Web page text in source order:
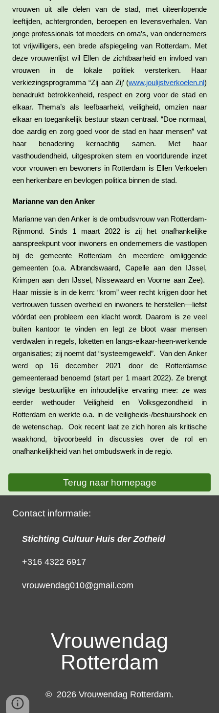
vrouwen uit alle delen van de stad, met uiteenlopende
leeftijden, achtergronden, beroepen en levensverhalen. Van
jonge professionals tot moeders en oma’s, van ondernemers
tot vrijwilligers, een brede afspiegeling van Rotterdam. Met
deze vrouwenlijst wil Ellen de zichtbaarheid en invloed van
vrouwen in de lokale politiek versterken. Haar
verkiezingsprogramma “Zij aan Zij’ (www.joulijstverkoelen.nl)
benadrukt betrokkenheid, respect en zorg voor de stad en
elkaar. Thema’s als leefbaarheid, veiligheid, omzien naar
elkaar en toegankelijk bestuur staan centraal. “Doe normaal,
doe aardig en zorg goed voor de stad en haar mensen” vat
haar benadering kernachtig samen. Met haar
vasthoudendheid, uitgesproken stem en voortdurende inzet
voor vrouwen en bewoners in Rotterdam is Ellen Verkoelen
een herkenbare en bevlogen politica binnen de stad.
Marianne van denAnker
Marianne van den Anker is de ombudsvrouw van Rotterdam-
Rijnmond. Sinds 1 maart 2022 is zij het onafhankelijke
aanspreekpunt voor inwoners en ondernemers die vastlopen
bij de gemeente Rotterdam én meerdere omliggende
gemeenten (o.a. Albrandswaard, Capelle aan den IJssel,
Krimpen aan den IJssel, Nissewaard en Voorne aan Zee).
Haar missie is in de kern: “krom” weer recht krijgen door het
vertrouwen tussen overheid en inwoners te herstellen—liefst
vóórdat een probleem een klacht wordt. Daarom is ze veel
buiten kantoor te vinden en legt ze bloot waar mensen
verdwalen in regels, loketten en langs-elkaar-heen-werkende
organisaties; zij noemt dat “systeemgeweld”. Van den Anker
werd op 16 december 2021 door de Rotterdamse
gemeenteraad benoemd (start per 1 maart 2022). Ze brengt
stevige bestuurlijke en inhoudelijke ervaring mee: ze was
eerder wethouder Veiligheid en Volksgezondheid in
Rotterdam en werkte o.a. in de veiligheids-/bestuurshoek en
de wetenschap. Ook recent laat ze zich horen als kritische
waakhond, bijvoorbeeld in discussies over de rol en
onafhankelijkheid van het ombudswerk in de regio.
Terug naar homepage
Contact informatie:
Stichting Cultuur Huis der Zotheid
+316 4322 6917
vrouwendag010@gmail.com
Vrouwendag
Rotterdam
© 2026 Vrouwendag Rotterdam.